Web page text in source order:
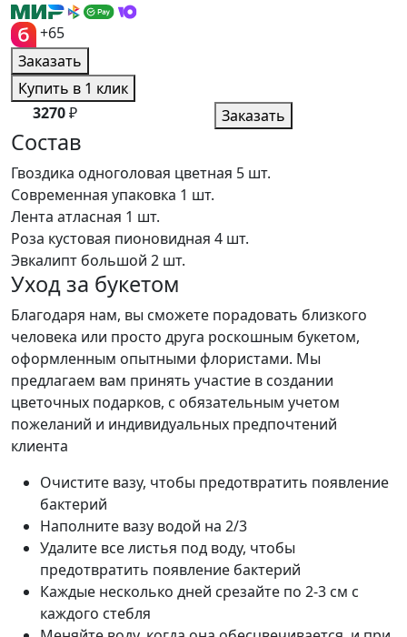
+65
Заказать
Купить в 1 клик
3270₽ Заказать
Состав
Гвоздика одноголовая цветная 5 шт.
Современная упаковка 1 шт.
Лента атласная 1 шт.
Роза кустовая пионовидная 4 шт.
Эвкалипт большой 2 шт.
Уход за букетом
Благодаря нам, вы сможете порадовать близкого
человека или просто друга роскошным букетом,
оформленным опытными флористами. Мы
предлагаем вам принять участие в создании
цветочных подарков, с обязательным учетом
пожеланий и индивидуальных предпочтений
клиента
Очистите вазу, чтобы предотвратить появление
бактерий
Наполните вазу водой на 2/3
Удалите все листья под воду, чтобы
предотвратить появление бактерий
Каждые несколько дней срезайте по 2-3 см с
каждого стебля